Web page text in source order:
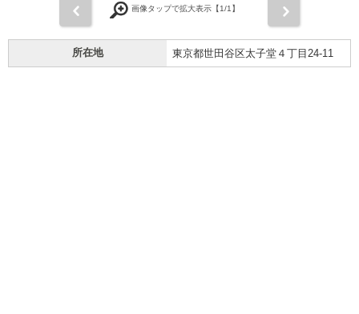
画像タップで拡大表示【1/1】
所在地 東京都世田谷区太子堂４丁目24-11